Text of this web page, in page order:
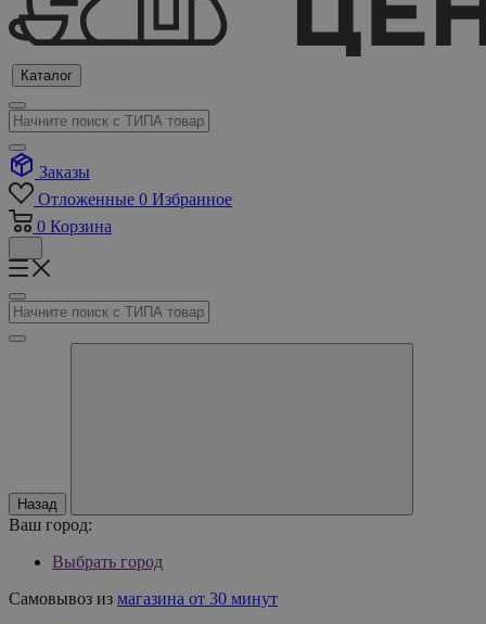
Каталог
Заказы
Отложенные 0 Избранное
0 Корзина
Назад
Ваш город:
Выбрать город
Самовывоз из магазина от 30 минут